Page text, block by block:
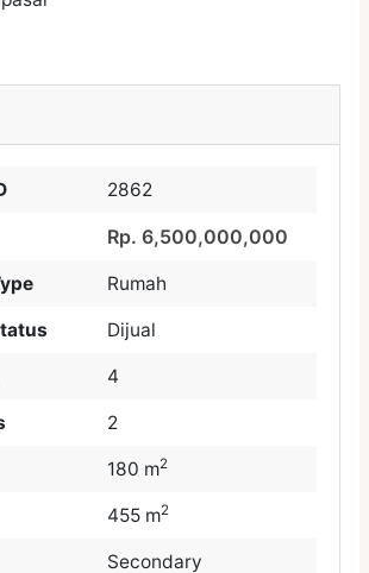
2862
Rp. 6,500,000,000
Rumah
Dijual
4
2
180 m2
455 m2
Secondary